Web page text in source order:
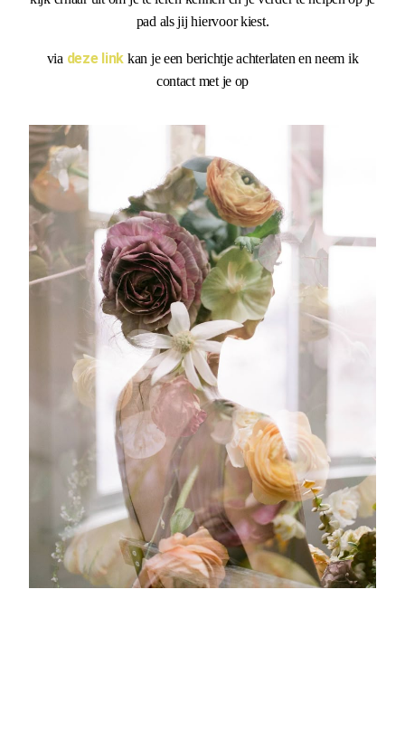
pad als jij hiervoor kiest.
via deze link kan je een berichtje achterlaten en neem ik
contact met je op